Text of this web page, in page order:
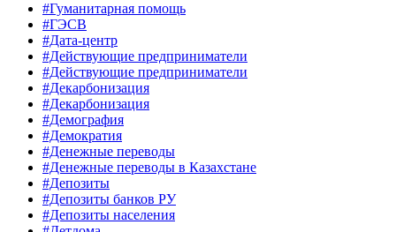
#Гуманитарная помощь
#ГЭСВ
#Дата-центр
#Действующие предприниматели
#Действующие предприниматели
#Декарбонизация
#Декарбонизация
#Демография
#Демократия
#Денежные переводы
#Денежные переводы в Казахстане
#Депозиты
#Депозиты банков РУ
#Депозиты населения